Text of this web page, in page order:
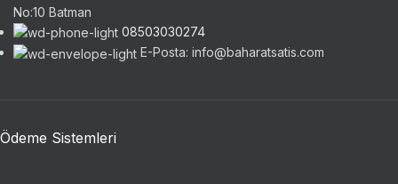
No:10 Batman
08503030274
E-Posta: info@baharatsatis.com
Ödeme Sistemleri